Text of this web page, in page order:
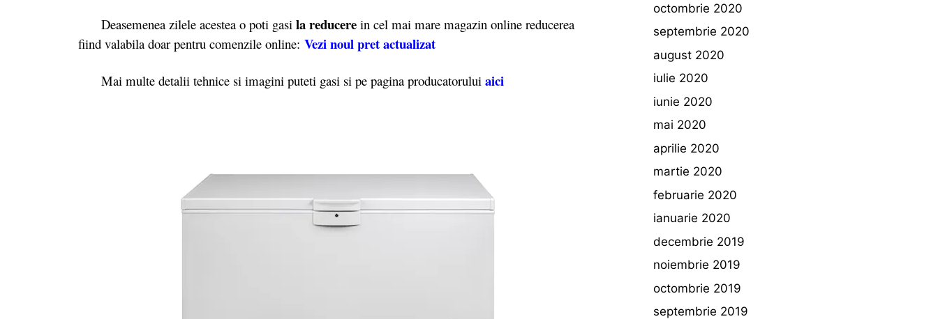
Deasemenea zilele acestea o poti gasi la reducere in cel mai mare magazin online reducerea
fiind valabila doar pentru comenzile online: Vezi noul pret actualizat
Mai multe detalii tehnice si imagini puteti gasi si pe pagina producatorului aici
octombrie 2020
septembrie 2020
august 2020
iulie 2020
iunie 2020
mai 2020
aprilie 2020
martie 2020
februarie 2020
ianuarie 2020
decembrie 2019
noiembrie 2019
octombrie 2019
septembrie 2019